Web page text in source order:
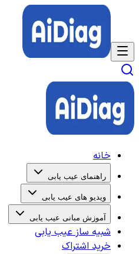
خانه
راهنمای عیب یابی
ویدیو های عیب یابی
آموزش مبانی عیب یابی
شبیه ساز عیب یابی
خرید اشتراک